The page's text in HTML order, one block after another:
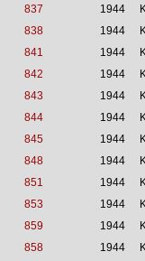
837 1944
838 1944
841 1944
842 1944
843 1944
844 1944
845 1944
848 1944
851 1944
853 1944
859 1944
858 1944